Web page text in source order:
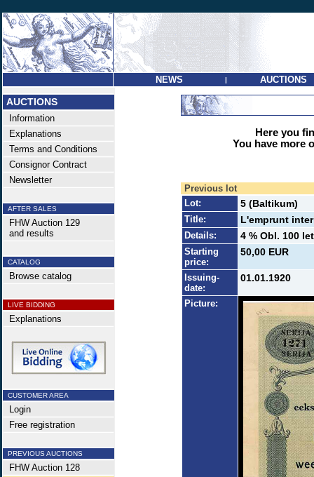
NEWS | AUCTIONS
AUCTIONS
Information
Explanations
Terms and Conditions
Consignor Contract
Newsletter
AFTER SALES
FHW Auction 129
and results
CATALOG
Browse catalog
LIVE BIDDING
Explanations
CUSTOMER AREA
Login
Free registration
PREVIOUS AUCTIONS
FHW Auction 128
Here you
You have more
Previous lot
Lot:
5 (Baltikum)
Title: L'emprunt
Details: 4 % Obl. 100
Starting
price:
50,00 EUR
Issuing-
date:
01.01.1920
Picture: